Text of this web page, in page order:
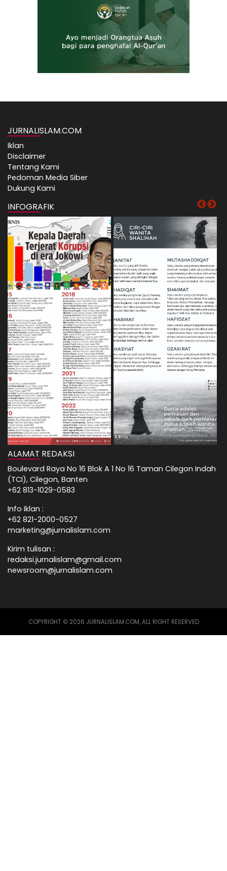
JURNALISLAM.COM
Iklan
Disclaimer
Tentang Kami
Pedoman Media Siber
Dukung Kami
INFOGRAFIK
ALAMAT REDAKSI
Boulevard Raya No 16 Blok A 1 No 16 Taman Cilegon Indah
(TCI), Cilegon, Banten
+62 813-1029-0583
Info Iklan :
+62 821-2000-0527
marketing@jurnalislam.com
Kirim tulisan :
redaksi.jurnalislam@gmail.com
newsroom@jurnalislam.com
COPYRIGHT © 2026 JURNALISLAM.COM, ALL RIGHT RESERVED